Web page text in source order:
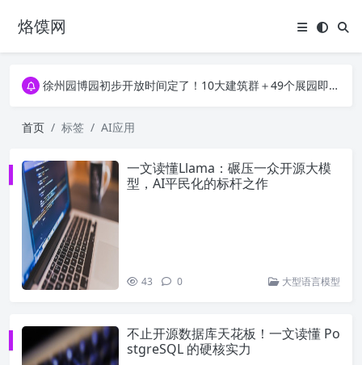
烙馍网16796个OpenClaw Skills合集下载｜总2.7G，压缩后仅738M，覆盖全场景技能
徐州园博园初步开放时间定了！10大建筑群＋49个展园即将亮相！
徐州园博园初步开放时间定了！10大建筑群＋49个展园即将亮相！
首页 标签 AI应用
一文读懂Llama：碾压一众开源大模
型，AI平民化的标杆之作
43 0 大型语言模型
不止开源数据库天花板！一文读懂 Po
stgreSQL 的硬核实力